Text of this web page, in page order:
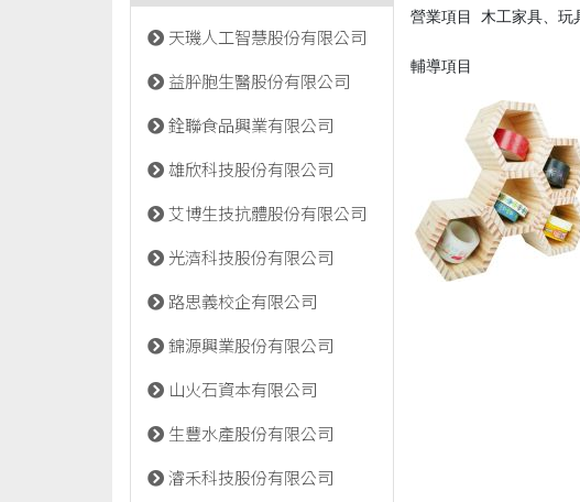
天璣人工智慧股份有限公司
益肸胞生醫股份有限公司
銓聯食品興業有限公司
雄欣科技股份有限公司
艾博生技抗體股份有限公司
光濟科技股份有限公司
路思義校企有限公司
錦源興業股份有限公司
山火石資本有限公司
生豐水產股份有限公司
濬禾科技股份有限公司
營業項目 木工家具、玩
輔導項目